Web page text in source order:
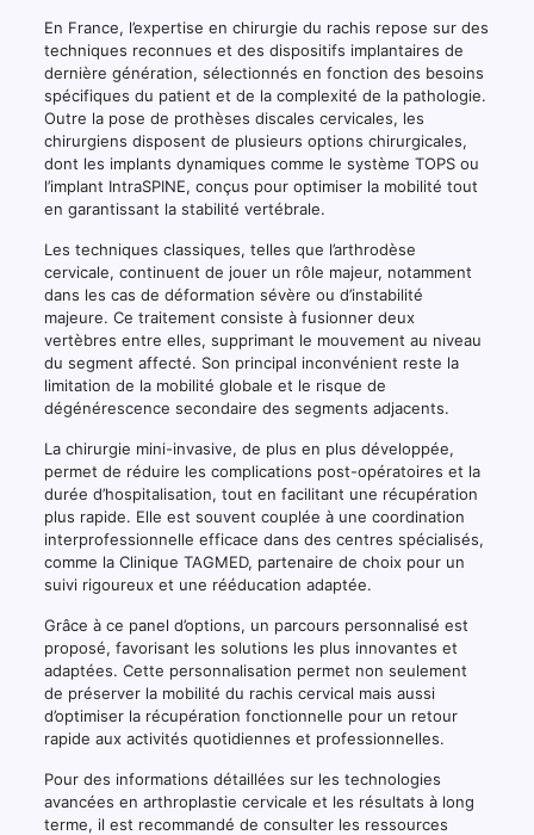
En France, l’expertise en chirurgie du rachis repose sur des
techniques reconnues et des dispositifs implantaires de
dernière génération, sélectionnés en fonction des besoins
spécifiques du patient et de la complexité de la pathologie.
Outre la pose de prothèses discales cervicales, les
chirurgiens disposent de plusieurs options chirurgicales,
dont les implants dynamiques comme le système TOPS ou
l’implant IntraSPINE, conçus pour optimiser la mobilité tout
en garantissant la stabilité vertébrale.
Les techniques classiques, telles que l’arthrodèse
cervicale, continuent de jouer un rôle majeur, notamment
dans les cas de déformation sévère ou d’instabilité
majeure. Ce traitement consiste à fusionner deux
vertèbres entre elles, supprimant le mouvement au niveau
du segment affecté. Son principal inconvénient reste la
limitation de la mobilité globale et le risque de
dégénérescence secondaire des segments adjacents.
La chirurgie mini-invasive, de plus en plus développée,
permet de réduire les complications post-opératoires et la
durée d’hospitalisation, tout en facilitant une récupération
plus rapide. Elle est souvent couplée à une coordination
interprofessionnelle efficace dans des centres spécialisés,
comme la Clinique TAGMED, partenaire de choix pour un
suivi rigoureux et une rééducation adaptée.
Grâce à ce panel d’options, un parcours personnalisé est
proposé, favorisant les solutions les plus innovantes et
adaptées. Cette personnalisation permet non seulement
de préserver la mobilité du rachis cervical mais aussi
d’optimiser la récupération fonctionnelle pour un retour
rapide aux activités quotidiennes et professionnelles.
Pour des informations détaillées sur les technologies
avancées en arthroplastie cervicale et les résultats à long
terme, il est recommandé de consulter les ressources